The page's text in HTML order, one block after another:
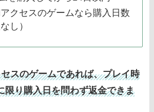
アクセスのゲームなら購入日数
し）
スのゲームであれば、プレイ時
限り購入日を問わず返金できま